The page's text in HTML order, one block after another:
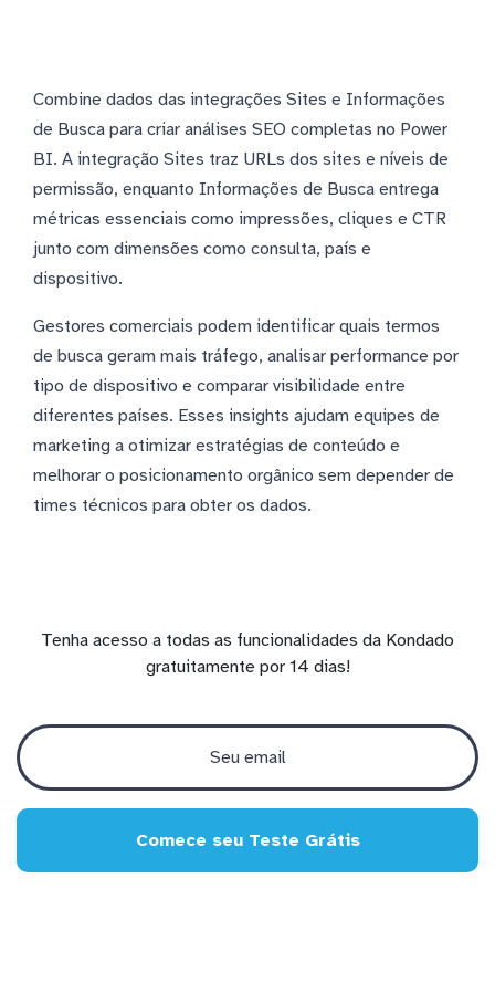
Combine dados das integrações Sites e Informações
de Busca para criar análises SEO completas no Power
BI. A integração Sites traz URLs dos sites e níveis de
permissão, enquanto Informações de Busca entrega
métricas essenciais como impressões, cliques e CTR
junto com dimensões como consulta, país e
dispositivo.
Gestores comerciais podem identificar quais termos
de busca geram mais tráfego, analisar performance por
tipo de dispositivo e comparar visibilidade entre
diferentes países. Esses insights ajudam equipes de
marketing a otimizar estratégias de conteúdo e
melhorar o posicionamento orgânico sem depender de
times técnicos para obter os dados.
Tenha acesso a todas as funcionalidades da Kondado
gratuitamente por 14 dias!
Comece seu Teste Grátis